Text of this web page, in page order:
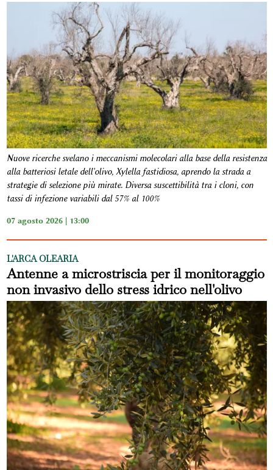
Nuove ricerche svelano i meccanismi molecolari alla base della resistenza
alla batteriosi letale dell'olivo, Xylella fastidiosa, aprendo la strada a
strategie di selezione più mirate. Diversa suscettibilità tra i cloni, con
tassi di infezione variabili dal 57% al 100%
07 agosto 2026 | 13:00
L'ARCA OLEARIA
Antenne a microstriscia per il monitoraggio
non invasivo dello stress idrico nell'olivo